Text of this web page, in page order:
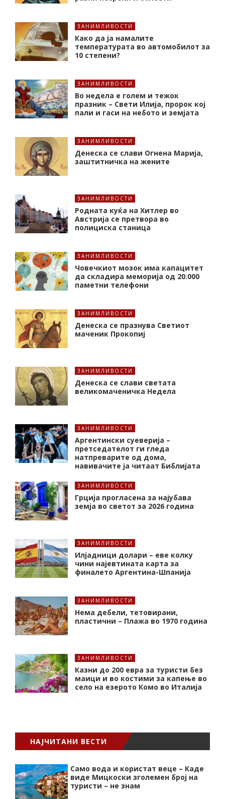
ЗАНИМЛИВОСТИ
Како да ја намалите
температурата во автомобилот за
10 степени?
ЗАНИМЛИВОСТИ
Во недела е голем и тежок
празник – Свети Илија, пророк кој
пали и гаси на небото и земјата
ЗАНИМЛИВОСТИ
Денеска се слави Огнена Марија,
заштитничка на жените
ЗАНИМЛИВОСТИ
Родната куќа на Хитлер во
Австрија се претвора во
полициска станица
ЗАНИМЛИВОСТИ
Човечкиот мозок има капацитет
да складира меморија од 20.000
паметни телефони
ЗАНИМЛИВОСТИ
Денеска се празнува Светиот
маченик Прокопиј
ЗАНИМЛИВОСТИ
Денеска се слави светата
великомаченичка Недела
ЗАНИМЛИВОСТИ
Аргентински суеверија –
претседателот ги гледа
натпреварите од дома,
навивачите ја читаат Библијата
ЗАНИМЛИВОСТИ
Грција прогласена за најубава
земја во светот за 2026 година
ЗАНИМЛИВОСТИ
Илјадници долари – еве колку
чини најевтината карта за
финалето Аргентина-Шпанија
ЗАНИМЛИВОСТИ
Нема дебели, тетовирани,
пластични – Плажа во 1970 година
ЗАНИМЛИВОСТИ
Казни до 200 евра за туристи без
маици и во костими за капење во
село на езерото Комо во Италија
НАЈЧИТАНИ ВЕСТИ
Само вода и користат веце – Каде
виде Мицкоски зголемен број на
туристи – не знам